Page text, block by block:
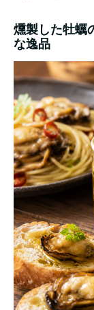
燻製した牡蠣
な逸品